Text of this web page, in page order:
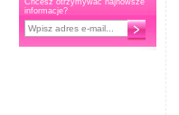
Chcesz otrzymywać najnowsze
informacje?